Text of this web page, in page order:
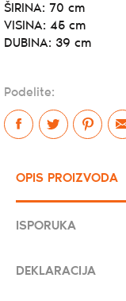
ŠIRINA: 70 cm
VISINA: 45 cm
DUBINA: 39 cm
Podelite:
OPIS PROIZVODA
ISPORUKA
DEKLARACIJA